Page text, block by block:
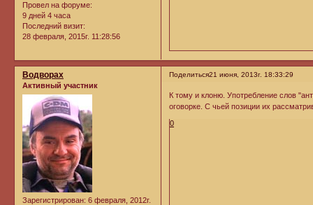
Провел на форуме:
9 дней 4 часа
Последний визит:
28 февраля, 2015г. 11:28:56
Поделиться21 июня, 2013г. 18:33:29
Водворах
Активный участник
Зарегистрирован: 6 февраля, 2012г.
К тому и клоню. Употребление слов
оговорке. С чьей позиции их
0